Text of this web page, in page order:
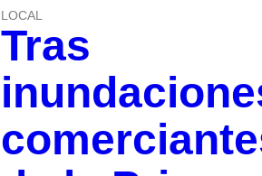
LOCAL
Tras